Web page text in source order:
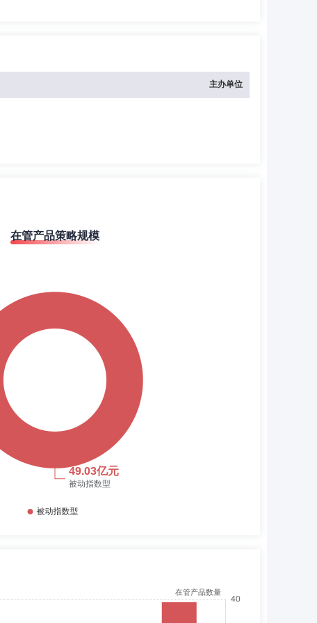
主办单位
在管产品策略规模